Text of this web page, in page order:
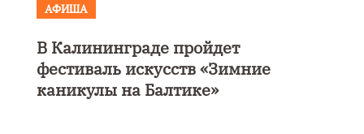
АФИША
В Калининграде пройдет
фестиваль искусств «Зимние
каникулы на Балтике»